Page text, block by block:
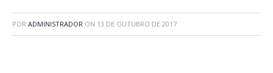
POR ADMINISTRADOR ON 13 DE OUTUBRO DE 2017